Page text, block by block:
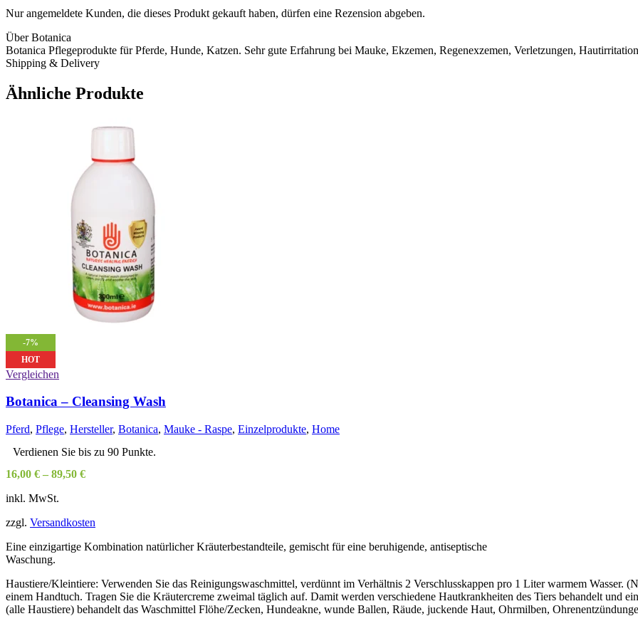
Nur angemeldete Kunden, die dieses Produkt gekauft haben, dürfen eine Rezension abgeben.
Über Botanica
Botanica Pflegeprodukte für Pferde, Hunde, Katzen. Sehr gute Erfahrung bei Mauke, Ekzemen, Regenexzemen, Verletzungen,
Shipping & Delivery
Ähnliche Produkte
-7%
HOT
Vergleichen
Botanica – Cleansing Wash
Pferd, Pflege, Hersteller, Botanica, Mauke - Raspe, Einzelprodukte, Home
Verdienen Sie bis zu 90 Punkte.
16,00 € – 89,50 €
inkl. MwSt.
zzgl. Versandkosten
Eine einzigartige Kombination natürlicher Kräuterbestandteile, gemischt für eine beruhigende, antiseptische
Waschung.
Haustiere/Kleintiere: Verwenden Sie das Reinigungswaschmittel, verdünnt im Verhältnis 2 Verschlusskappen pro 1 Liter warmem Wasser.
einem Handtuch. Tragen Sie die Kräutercreme zweimal täglich auf. Damit werden verschiedene Hautkrankheiten des Tiers behandelt und
(alle Haustiere) behandelt das Waschmittel Flöhe/Zecken, Hundeakne, wunde Ballen, Räude, juckende Haut, Ohrmilben,